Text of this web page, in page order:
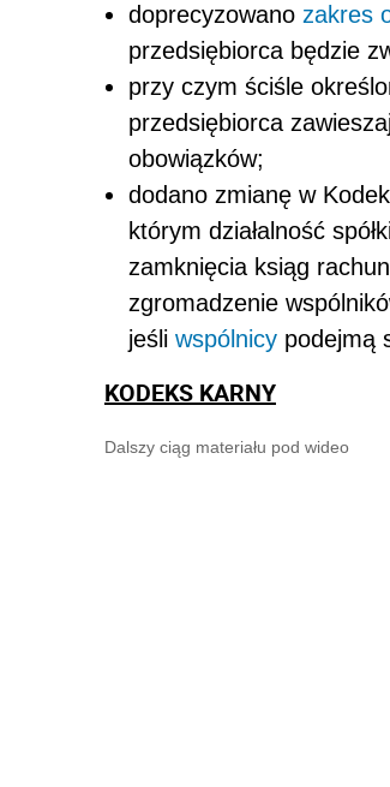
doprecyzowano zakres
przedsiębiorca będzie
przy czym ściśle
przedsiębiorca
obowiązków;
dodano zmianę w
którym działalność
zamknięcia ksiąg
zgromadzenie
jeśli wspólnicy podejmą
KODEKS KARNY
Dalszy ciąg materiału pod wideo